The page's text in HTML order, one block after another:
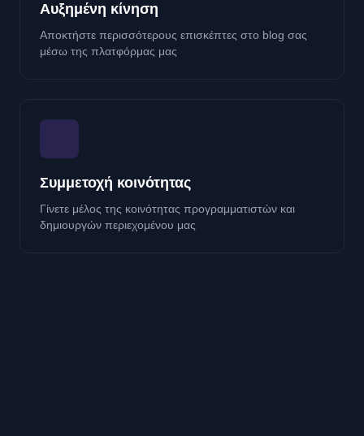
Αυξημένη κίνηση
Αποκτήστε περισσότερους επισκέπτες στο blog σας
μέσω της πλατφόρμας μας
Συμμετοχή κοινότητας
Γίνετε μέλος της κοινότητας προγραμματιστών και
δημιουργών περιεχομένου μας